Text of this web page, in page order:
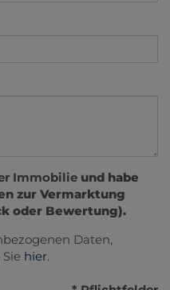
Immobilie und habe
zur Vermarktung
oder Bewertung).
Daten,
hier.